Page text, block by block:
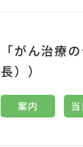
「がん治療
長））
案内